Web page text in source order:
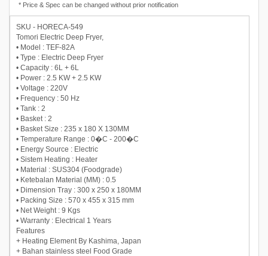
* Price & Spec can be changed without prior notification
SKU - HORECA-549
Tomori Electric Deep Fryer,
• Model : TEF-82A
• Type : Electric Deep Fryer
• Capacity : 6L + 6L
• Power : 2.5 KW + 2.5 KW
• Voltage : 220V
• Frequency : 50 Hz
• Tank : 2
• Basket : 2
• Basket Size : 235 x 180 X 130MM
• Temperature Range : 0�C - 200�C
• Energy Source : Electric
• Sistem Heating : Heater
• Material : SUS304 (Foodgrade)
• Ketebalan Material (MM) : 0.5
• Dimension Tray : 300 x 250 x 180MM
• Packing Size : 570 x 455 x 315 mm
• Net Weight : 9 Kgs
• Warranty : Electrical 1 Years
Features
+ Heating Element By Kashima, Japan
+ Bahan stainless steel Food Grade